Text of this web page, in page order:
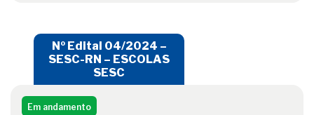
Nº Edital 04/2024 –
SESC-RN – ESCOLAS
SESC
Em andamento